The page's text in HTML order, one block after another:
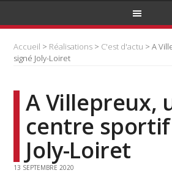
Accueil > Réalisations > C'est d'actu > A
signé Joly-Loiret
A Villepreux,
centre
Joly-Loiret
13 SEPTEMBRE 2020